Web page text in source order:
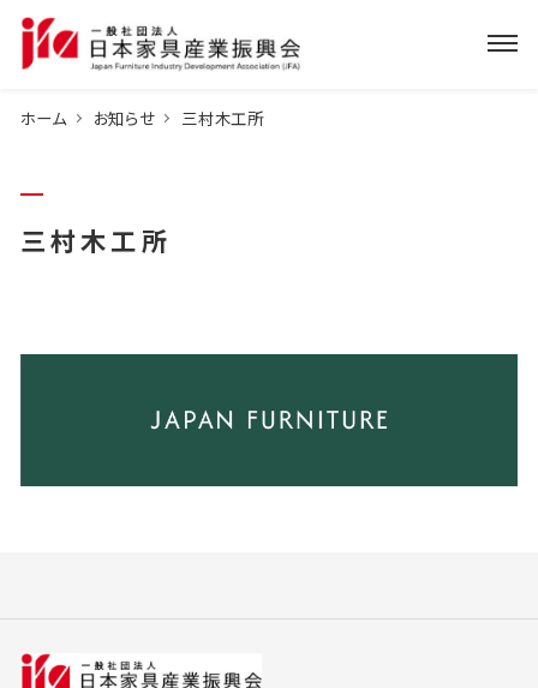
ホーム お知らせ 三村木工所
三村木工所